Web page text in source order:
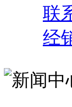
联
经